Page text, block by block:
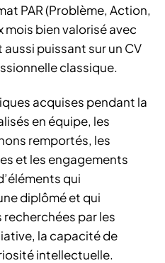
PAR (Problème, Action,
mois bien valorisé avec
puissant sur un CV
classique.
acquises pendant la
en équipe, les
remportés, les
et les engagements
qui
diplômé et qui
par les
la capacité de
intellectuelle.